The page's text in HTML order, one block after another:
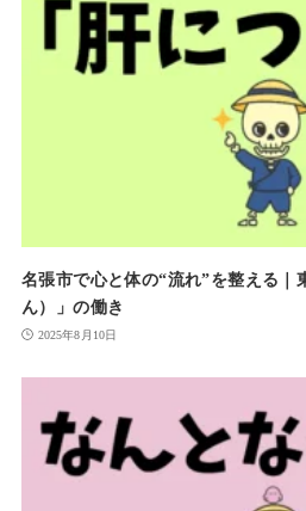
名張市で心と体の“流れ”を整える｜
ん）」の働き
2025年8月10日